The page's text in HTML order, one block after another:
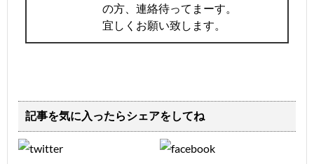
の方、連絡待ってまーす。
宜しくお願い致します。
記事を気に入ったらシェアをしてね